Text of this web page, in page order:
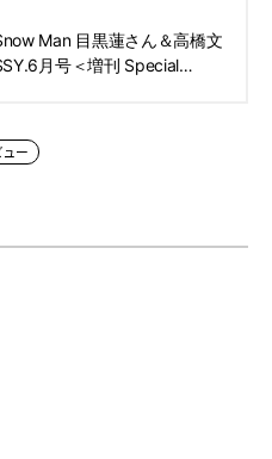
Man 目黒蓮さん＆高橋文
月号＜増刊 Special
ー